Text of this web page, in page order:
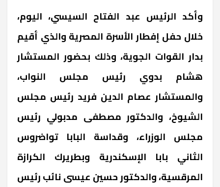
وأكد الرئيس عبد الفتاح السيسي، اليوم،
خلال حفل إفطار الأسرة المصرية والذي أقيم
بدار القوات الجوية، وذلك بحضور المستشار
هشام بدوي رئيس مجلس النواب،
والمستشار عصام الدين فريد رئيس مجلس
الشيوخ، والدكتور مصطفى مدبولي رئيس
مجلس الوزراء، وقداسة البابا تواضروس
الثاني بابا الإسكندرية وبطريرك الكرازة
المرقسية، والدكتور حسين عيسى نائب رئيس